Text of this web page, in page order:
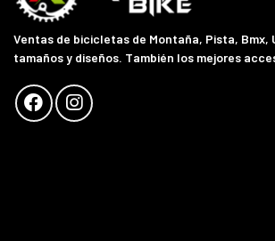
Ventas de bicicletas de Montaña, Pista, Bmx,
tamaños y diseños. También los mejores